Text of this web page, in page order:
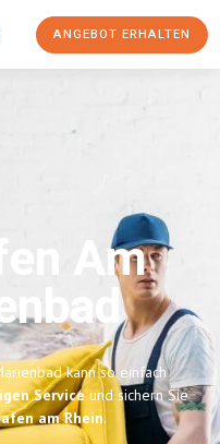
ANGEBOT ERHALTEN
Am
kann so einfach
Service und sichern Sie
am Rhein.